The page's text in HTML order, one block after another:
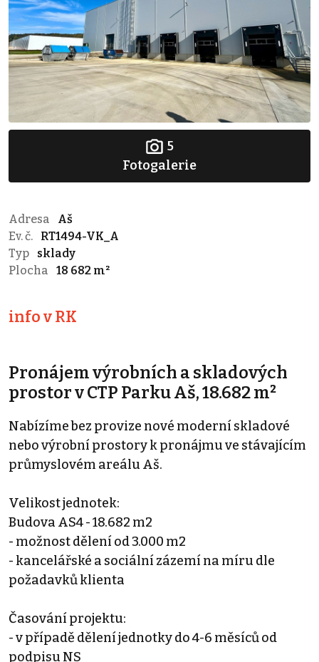
5
Fotogalerie
Adresa
Aš
Ev. č.
RT1494-VK_A
Typ
sklady
Plocha
18 682 m²
info v RK
Pronájem výrobních a skladových
prostor v CTP Parku Aš, 18.682 m²
Nabízíme bez provize nové moderní skladové
nebo výrobní prostory k pronájmu ve stávajícím
průmyslovém areálu Aš.
Velikost jednotek:
Budova AS4 - 18.682 m2
- možnost dělení od 3.000 m2
- kancelářské a sociální zázemí na míru dle
požadavků klienta
Časování projektu:
- v případě dělení jednotky do 4-6 měsíců od
podpisu NS